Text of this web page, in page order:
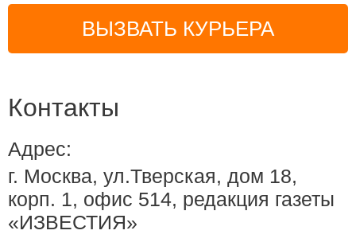
ВЫЗВАТЬ КУРЬЕРА
Контакты
Адрес:
г. Москва, ул.Тверская, дом 18,
корп. 1, офис 514, редакция газеты
«ИЗВЕСТИЯ»